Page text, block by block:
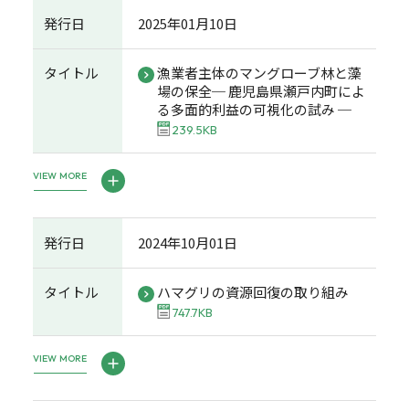
発行日 2025年01月10日
タイトル
漁業者主体のマングローブ林と藻
場の保全─ 鹿児島県瀬戸内町によ
る多面的利益の可視化の試み ─
239.5KB
VIEW MORE
発行日 2024年10月01日
タイトル ハマグリの資源回復の取り組み
747.7KB
VIEW MORE